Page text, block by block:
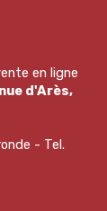
en ligne
d'Arès,
- Tel.